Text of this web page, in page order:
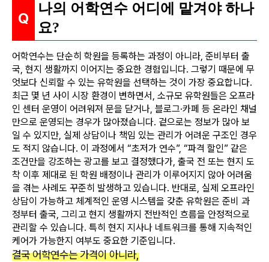
나의 어학연수 어디에 맡겨야 하나
요?
어학연수는 단순히 학원을 등록하는 과정이 아니라, 준비부터 출
국, 현지 생활까지 이어지는 중요한 경험입니다. 그렇기 때문에 무
엇보다 신뢰할 수 있는 유학원을 선택하는 것이 가장 중요합니다.
최근 몇 년 사이 시장 환경이 변하면서, 소규모 유학원들은 오프라
인 센터 운영이 어려워져 문을 닫거나, 블로그·카페 등 온라인 채널
만으로 운영되는 경우가 많아졌습니다. 겉으로는 정보가 많아 보
일 수 있지만, 실제 상담이나 책임 있는 관리가 어려운 구조인 경우
도 적지 않습니다. 이 과정에서 “초저가 연수”, “파격 할인” 같은
조건만을 강조하는 광고를 보고 결정했다가, 출국 전 또는 현지 도
착 이후 제대로 된 학원 배정이나 관리가 이루어지지 않아 어려움
을 겪는 사례도 꾸준히 발생하고 있습니다. 반대로, 실제 오프라인
상담이 가능하고 체계적인 운영 시스템을 갖춘 유학원은 준비 과
정부터 출국, 그리고 현지 생활까지 전반적인 흐름을 안정적으로
관리할 수 있습니다. 특히 현지 지사나 네트워크를 통해 지속적인
케어가 가능한지 여부도 중요한 기준입니다.
결국 어학연수는 가격이 아니라,